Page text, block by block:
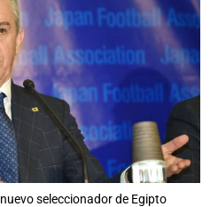
seleccionador de Egipto